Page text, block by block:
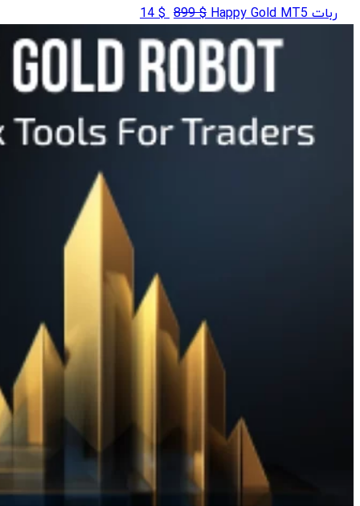
ربات Happy Gold MT5 $
899
قیمت
اصلی
$ 899
بود.
$
14
قیمت
فعلی
$ 14
است.